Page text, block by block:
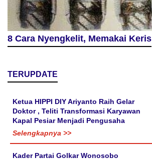
8 Cara Nyengkelit, Memakai Keris
TERUPDATE
Ketua HIPPI DIY Ariyanto Raih Gelar
Doktor , Teliti Transformasi Karyawan
Kapal Pesiar Menjadi Pengusaha
Selengkapnya >>
Kader Partai Golkar Wonosobo